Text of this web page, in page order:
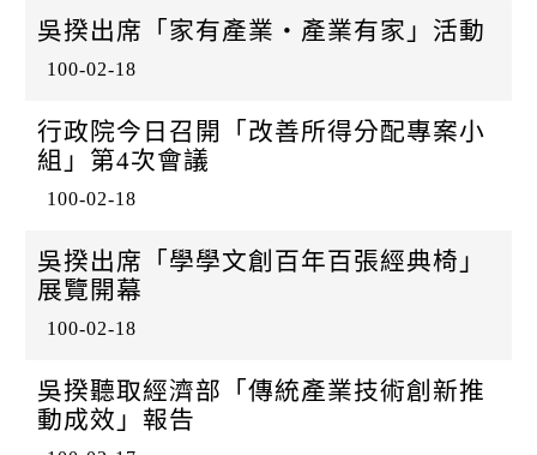
吳揆出席「家有產業‧產業有家」活動
100-02-18
行政院今日召開「改善所得分配專案小
組」第4次會議
100-02-18
吳揆出席「學學文創百年百張經典椅」
展覽開幕
100-02-18
吳揆聽取經濟部「傳統產業技術創新推
動成效」報告